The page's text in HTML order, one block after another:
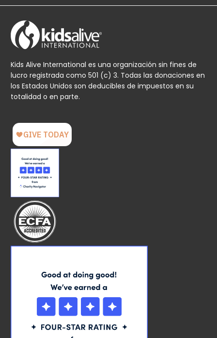
Kids Alive International es una organización sin fines de
lucro registrada como 501 (c) 3. Todas las donaciones en
los Estados Unidos son deducibles de impuestos en su
totalidad o en parte.